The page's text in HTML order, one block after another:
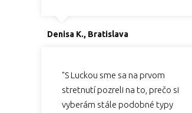
Denisa K., Bratislava
"S Luckou sme sa na prvom
stretnutí pozreli na to, prečo si
vyberám stále podobné typy